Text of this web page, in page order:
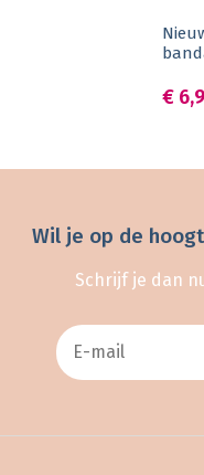
€
Wil je op de
Schrijf je dan